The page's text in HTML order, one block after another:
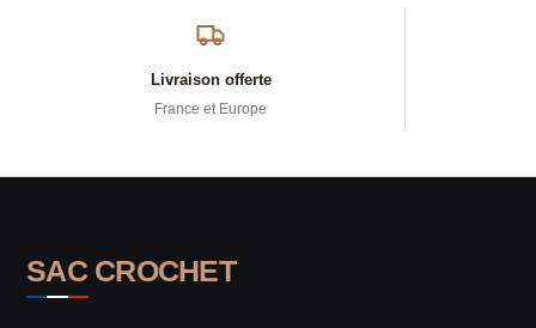
Livraison offerte
France et Europe
SAC CROCHET